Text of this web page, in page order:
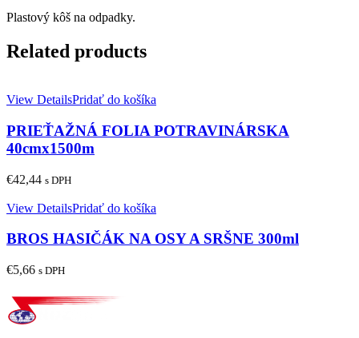
Plastový kôš na odpadky.
Related products
View DetailsPridať do košíka
PRIEŤAŽNÁ FOLIA POTRAVINÁRSKA
40cmx1500m
€42,44 s DPH
View DetailsPridať do košíka
BROS HASIČÁK NA OSY A SRŠNE 300ml
€5,66 s DPH